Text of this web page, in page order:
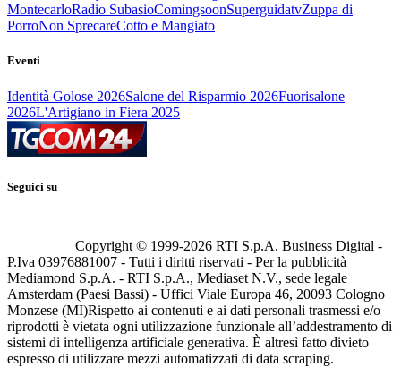
MontecarloRadio SubasioComingsoonSuperguidatvZuppa di
PorroNon SprecareCotto e Mangiato
Eventi
Identità Golose 2026Salone del Risparmio 2026Fuorisalone
2026L'Artigiano in Fiera 2025
Seguici su
Copyright © 1999-2026 RTI S.p.A. Business Digital -
P.Iva 03976881007 - Tutti i diritti riservati - Per la pubblicità
Mediamond S.p.A. - RTI S.p.A., Mediaset N.V., sede legale
Amsterdam (Paesi Bassi) - Uffici Viale Europa 46, 20093 Cologno
Monzese (MI)Rispetto ai contenuti e ai dati personali trasmessi e/o
riprodotti è vietata ogni utilizzazione funzionale all’addestramento di
sistemi di intelligenza artificiale generativa. È altresì fatto divieto
espresso di utilizzare mezzi automatizzati di data scraping.